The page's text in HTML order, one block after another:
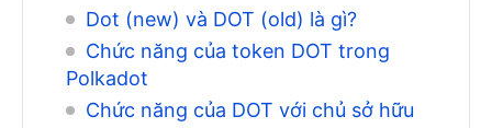
Dot (new) và DOT (old) là gì?
Chức năng của token DOT trong
Polkadot
Chức năng của DOT với chủ sở hữu